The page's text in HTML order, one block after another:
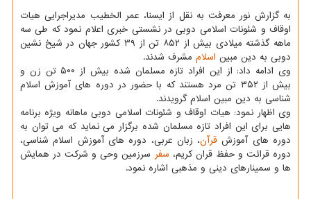
به گزارش نور معرفت به نقل از ایسنا، عمر الخطیب مدیراجرایی هیات
اوقاف و شئونات اسلامی دوبی در نشستی خبری اعلام نمود که طی سه
ماهه گذشته میلادی بیش از ۸۵۲ تن از ۳۹ کشور جهان در شیخ نشین
دوبی به دین مبین اسلام مشرف شدند.
وی ادامه داد: از این افراد تازه مسلمان شده بیش از ۵۰۰ تن زن و
بیش از ۳۵۲ تن مرد هستند که با حضور در دوره های آموزش اسلام
شناسی به دین مبین اسلام گرویدند.
وی اظهار نمود: هیات اوقاف و شئونات اسلامی دوبی ماهانه ویژه برنامه
هایی برای این افراد تازه مسلمان شده برگزار می نماید که می توان به
دوره های آموزش قرآن، زبان عربی، دوره های آموزش اسلام شناسی،
دوره قرائت و حفظ قران کریم، سفر سرزمین وحی و شرکت در همایش
ها و سمینارهای دینی و مذهبی اشاره نمود.